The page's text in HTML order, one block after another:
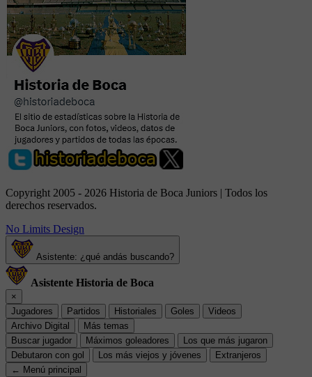
Copyright 2005 - 2026 Historia de Boca Juniors | Todos los
derechos reservados.
No Limits Design
Asistente: ¿qué andás buscando?
Asistente Historia de Boca
×
Jugadores
Partidos Historiales Goles
Videos
Archivo Digital
Más temas
Buscar jugador
Máximos goleadores
Los que más jugaron
Debutaron con gol
Los más viejos y jóvenes
Extranjeros
← Menú principal